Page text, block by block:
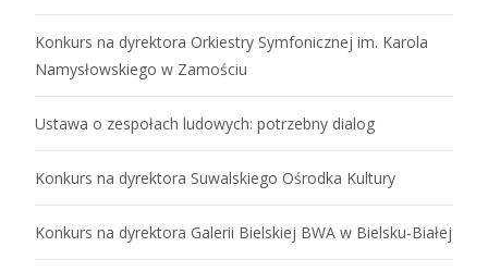
Konkurs na dyrektora Orkiestry Symfonicznej im. Karola
Namysłowskiego w Zamościu
Ustawa o zespołach ludowych: potrzebny dialog
Konkurs na dyrektora Suwalskiego Ośrodka Kultury
Konkurs na dyrektora Galerii Bielskiej BWA w Bielsku-Białej